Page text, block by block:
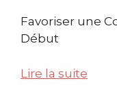
Favoriser une
Début
Lire la suite